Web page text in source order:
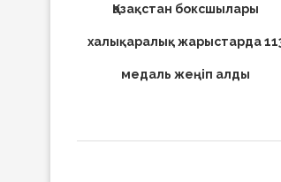
Қазақстан боксшылары
халықаралық жарыстарда
медаль жеңіп алды